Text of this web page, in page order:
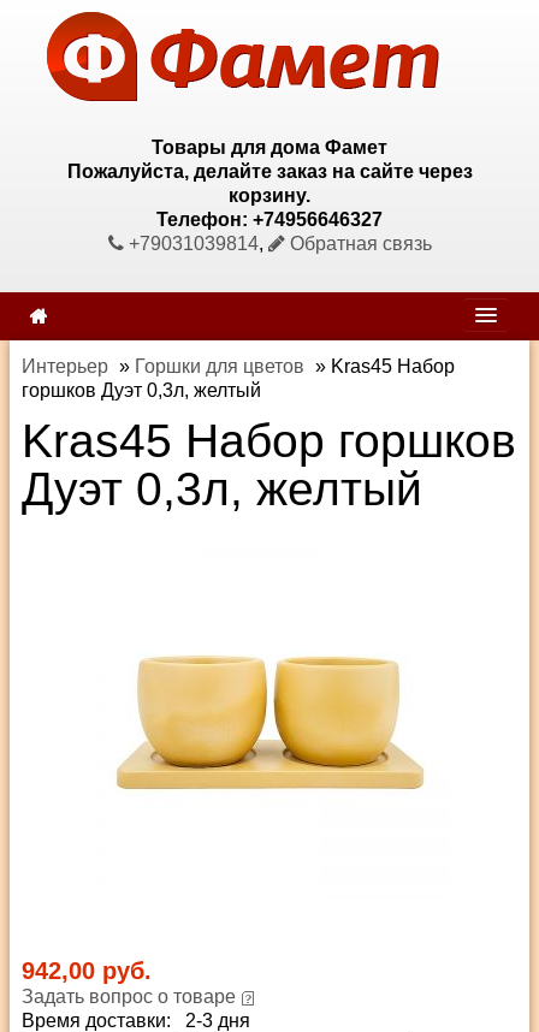
Товары для дома Фамет
Пожалуйста, делайте заказ на сайте через
корзину.
Телефон: +74956646327
+79031039814, Обратная связь
Интерьер » Горшки для цветов » Kras45 Набор
горшков Дуэт 0,3л, желтый
Kras45 Набор горшков
Дуэт 0,3л, желтый
942,00 руб.
Задать вопрос о товаре
Время доставки: 2-3 дня